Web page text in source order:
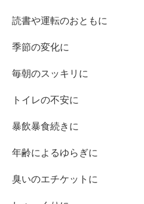
読書や運転のおともに
季節の変化に
毎朝のスッキリに
トイレの不安に
暴飲暴食続きに
年齢によるゆらぎに
臭いのエチケットに